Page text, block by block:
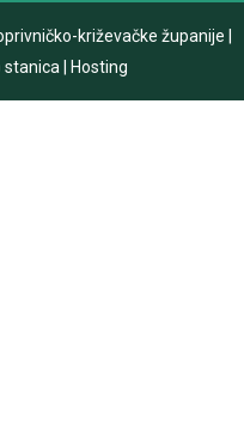
križevačke županije
stanica Hosting